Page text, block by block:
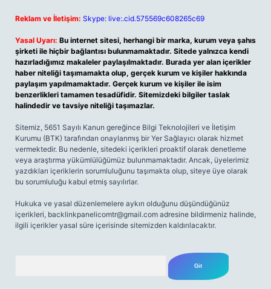
Reklam ve İletişim: Skype: live:.cid.575569c608265c69
Yasal Uyarı: Bu internet sitesi, herhangi bir marka, kurum veya şahıs
şirketi ile hiçbir bağlantısı bulunmamaktadır. Sitede yalnızca kendi
hazırladığımız makaleler paylaşılmaktadır. Burada yer alan içerikler
haber niteliği taşımamakta olup, gerçek kurum ve kişiler hakkında
paylaşım yapılmamaktadır. Gerçek kurum ve kişiler ile isim
benzerlikleri tamamen tesadüfidir. Sitemizdeki bilgiler taslak
halindedir ve tavsiye niteliği taşımazlar.
Sitemiz, 5651 Sayılı Kanun gereğince Bilgi Teknolojileri ve İletişim
Kurumu (BTK) tarafından onaylanmış bir Yer Sağlayıcı olarak hizmet
vermektedir. Bu nedenle, sitedeki içerikleri proaktif olarak denetleme
veya araştırma yükümlülüğümüz bulunmamaktadır. Ancak, üyelerimiz
yazdıkları içeriklerin sorumluluğunu taşımakta olup, siteye üye olarak
bu sorumluluğu kabul etmiş sayılırlar.
Hukuka ve yasal düzenlemelere aykırı olduğunu düşündüğünüz
içerikleri, backlinkpanelicomtr@gmail.com adresine bildirmeniz halinde,
ilgili içerikler yasal süre içerisinde sitemizden kaldırılacaktır.